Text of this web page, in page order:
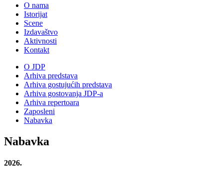
O nama
Istorijat
Scene
Izdavaštvo
Aktivnosti
Kontakt
O JDP
Arhiva predstava
Arhiva gostujućih predstava
Arhiva gostovanja JDP-a
Arhiva repertoara
Zaposleni
Nabavka
Nabavka
2026.